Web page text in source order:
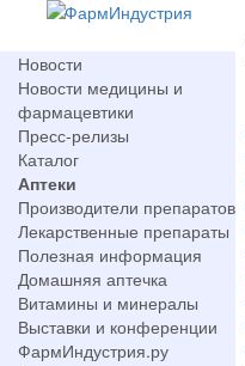
Новости
Новости медицины и
фармацевтики
Пресс-релизы
Каталог
Аптеки
Производители препаратов
Лекарственные препараты
Полезная информация
Домашняя аптечка
Витамины и минералы
Выставки и конференции
ФармИндустрия.ру